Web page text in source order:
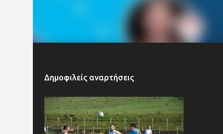
Δημοφιλείς αναρτήσεις